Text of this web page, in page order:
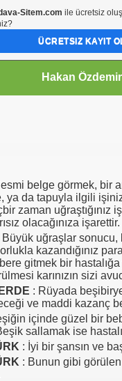
Hakan Özdemir
belge görmek, bir
ya da tapuyla ilgili
zaman
olacağınıza işarettir.
Büyük uğraşlar
kazandığınız
gitmek bir
karınızın sizi
: Rüyada
ve maddi kazanç
içinde güzel bir
sallamak ise
: İyi bir şansın ve
: Bunun gibi görülen
Sitem.com ile ücretsiz
ÜCRETSIZ KAYIT